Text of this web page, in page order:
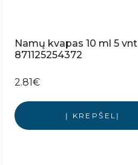
Namų kvapas 10 ml 5 vnt
871125254372
2.81€
Į KREPŠELĮ